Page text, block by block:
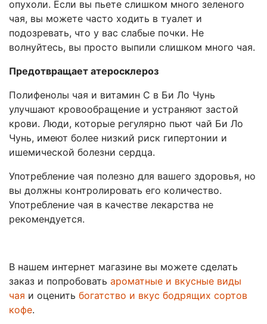
опухоли. Если вы пьете слишком много зеленого
чая, вы можете часто ходить в туалет и
подозревать, что у вас слабые почки. Не
волнуйтесь, вы просто выпили слишком много чая.
Предотвращает атеросклероз
Полифенолы чая и витамин С в Би Ло Чунь
улучшают кровообращение и устраняют застой
крови. Люди, которые регулярно пьют чай Би Ло
Чунь, имеют более низкий риск гипертонии и
ишемической болезни сердца.
Употребление чая полезно для вашего здоровья, но
вы должны контролировать его количество.
Употребление чая в качестве лекарства не
рекомендуется.
В нашем интернет магазине вы можете сделать
заказ и попробовать ароматные и вкусные виды
чая и оценить богатство и вкус бодрящих сортов
кофе.